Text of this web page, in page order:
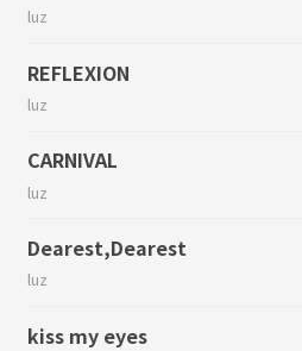
luz
REFLEXION
luz
CARNIVAL
luz
Dearest,Dearest
luz
kiss my eyes